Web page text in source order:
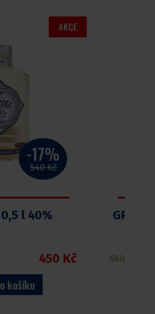
-17%
540 Kč
l 40%
450 Kč
košíku
AKCE
GRIČ
Skladem